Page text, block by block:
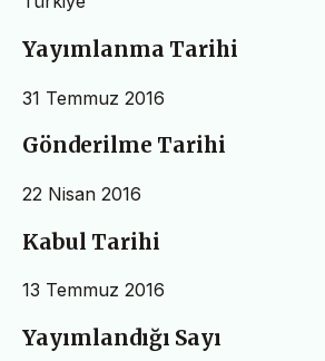
Yayımlanma Tarihi
31 Temmuz 2016
Gönderilme Tarihi
22 Nisan 2016
Kabul Tarihi
13 Temmuz 2016
Yayımlandığı Sayı